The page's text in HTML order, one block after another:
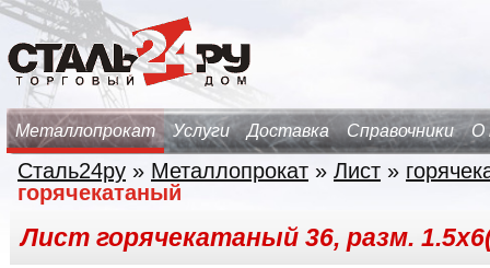
Металлопрокат Услуги Доставка Справочники О
Сталь24ру » Металлопрокат » Лист »
горячекатаный
Лист горячекатаный 36, разм.